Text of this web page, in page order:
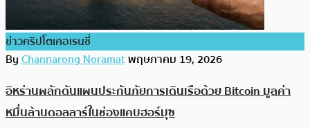
ข่าวคริปโตเคอเรนซี่
ByChannarong Noramatพฤษภาคม 19, 2026
อิหร่านผลักดันแผนประกันภัยการเดินเรือด้วย Bitcoin มูลค่า
หมื่นล้านดอลลาร์ในช่องแคบฮอร์มุซ